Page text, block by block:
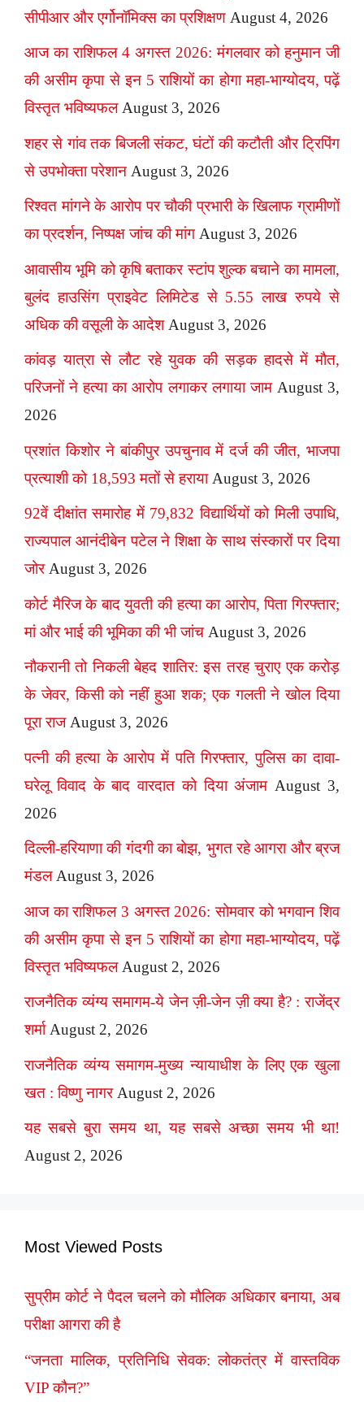
सीपीआर और एर्गोनॉमिक्स का प्रशिक्षण August 4, 2026
आज का राशिफल 4 अगस्त 2026: मंगलवार को हनुमान जी
की असीम कृपा से इन 5 राशियों का होगा महा-भाग्योदय, पढ़ें
विस्तृत भविष्यफल August 3, 2026
शहर से गांव तक बिजली संकट, घंटों की कटौती और ट्रिपिंग
से उपभोक्ता परेशान August 3, 2026
रिश्वत मांगने के आरोप पर चौकी प्रभारी के खिलाफ ग्रामीणों
का प्रदर्शन, निष्पक्ष जांच की मांग August 3, 2026
आवासीय भूमि को कृषि बताकर स्टांप शुल्क बचाने का मामला,
बुलंद हाउसिंग प्राइवेट लिमिटेड से 5.55 लाख रुपये से
अधिक की वसूली के आदेश August 3, 2026
कांवड़ यात्रा से लौट रहे युवक की सड़क हादसे में मौत,
परिजनों ने हत्या का आरोप लगाकर लगाया जाम August 3,
2026
प्रशांत किशोर ने बांकीपुर उपचुनाव में दर्ज की जीत, भाजपा
प्रत्याशी को 18,593 मतों से हराया August 3, 2026
92वें दीक्षांत समारोह में 79,832 विद्यार्थियों को मिली उपाधि,
राज्यपाल आनंदीबेन पटेल ने शिक्षा के साथ संस्कारों पर दिया
जोर August 3, 2026
कोर्ट मैरिज के बाद युवती की हत्या का आरोप, पिता गिरफ्तार;
मां और भाई की भूमिका की भी जांच August 3, 2026
नौकरानी तो निकली बेहद शातिर: इस तरह चुराए एक करोड़
के जेवर, किसी को नहीं हुआ शक; एक गलती ने खोल दिया
पूरा राज August 3, 2026
पत्नी की हत्या के आरोप में पति गिरफ्तार, पुलिस का दावा-
घरेलू विवाद के बाद वारदात को दिया अंजाम August 3,
2026
दिल्ली-हरियाणा की गंदगी का बोझ, भुगत रहे आगरा और ब्रज
मंडल August 3, 2026
आज का राशिफल 3 अगस्त 2026: सोमवार को भगवान शिव
की असीम कृपा से इन 5 राशियों का होगा महा-भाग्योदय, पढ़ें
विस्तृत भविष्यफल August 2, 2026
राजनैतिक व्यंग्य समागम-ये जेन ज़ी-जेन ज़ी क्या है? : राजेंद्र
शर्मा August 2, 2026
राजनैतिक व्यंग्य समागम-मुख्य न्यायाधीश के लिए एक खुला
खत : विष्णु नागर August 2, 2026
यह सबसे बुरा समय था, यह सबसे अच्छा समय भी था!
August 2, 2026
Most Viewed Posts
सुप्रीम कोर्ट ने पैदल चलने को मौलिक अधिकार बनाया, अब
परीक्षा आगरा की है
“जनता मालिक, प्रतिनिधि सेवक: लोकतंत्र में वास्तविक
VIP कौन?”